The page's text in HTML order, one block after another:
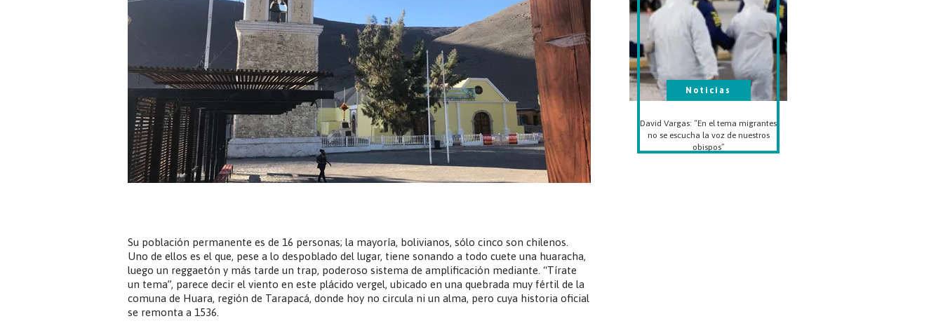
Su población permanente es de 16 personas; la mayoría, bolivianos, sólo cinco son chilenos.
Uno de ellos es el que, pese a lo despoblado del lugar, tiene sonando a todo cuete una huaracha,
luego un reggaetón y más tarde un trap, poderoso sistema de amplificación mediante. “Tírate
un tema”, parece decir el viento en este plácido vergel, ubicado en una quebrada muy fértil de la
comuna de Huara, región de Tarapacá, donde hoy no circula ni un alma, pero cuya historia oficial
se remonta a 1536.
David Vargas: “En el tema migrantes
no se escucha la voz de nuestros
obispos”
Noticias